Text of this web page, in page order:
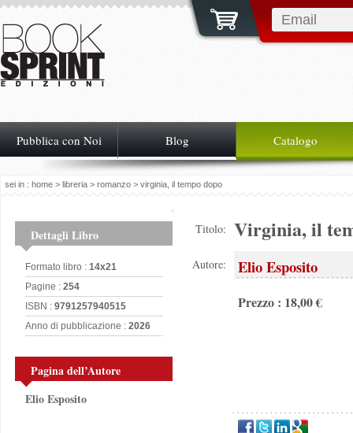
Pubblica con Noi Blog Catalogo
sei in : home > libreria > romanzo > virginia, il tempo dopo
Dettagli Libro
Formato libro : 14x21
Pagine : 254
ISBN : 9791257940515
Anno di pubblicazione : 2026
Pagina dell’Autore
Elio Esposito
Titolo: Virginia, il
Autore: Elio Esposito
Prezzo : 18,00 €